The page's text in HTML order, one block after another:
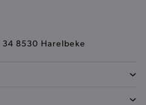
8530 Harelbeke
modal